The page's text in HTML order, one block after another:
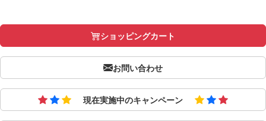
ショッピングカート
お問い合わせ
現在実施中のキャンペーン